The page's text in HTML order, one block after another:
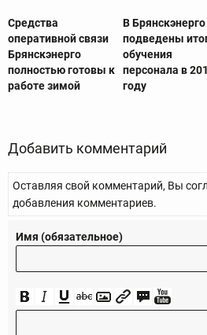
Средства
оперативной связи
Брянскэнерго
полностью готовы к
работе зимой
В Брянскэнерго
подведены
обучения
персонала в
году
Добавить комментарий
Оставляя свой комментарий, Вы
добавления комментариев.
Имя (обязательное)